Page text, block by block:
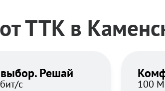
ТТК в
свой
тариф
Решай
с 100